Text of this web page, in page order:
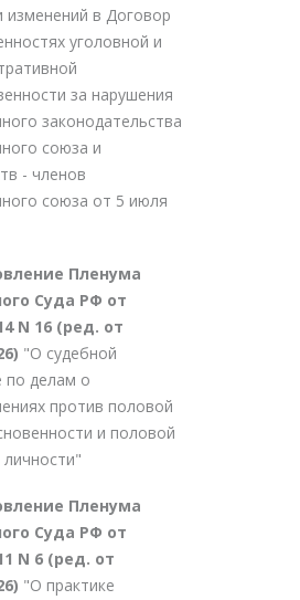
изменений в Договор
уголовной и
за нарушения
законодательства
союза и
- членов
союза от 5 июля
Пленума
Суда РФ от
N 16 (ред. от
"О судебной
по делам о
против половой
и половой
Пленума
Суда РФ от
N 6 (ред. от
"О практике